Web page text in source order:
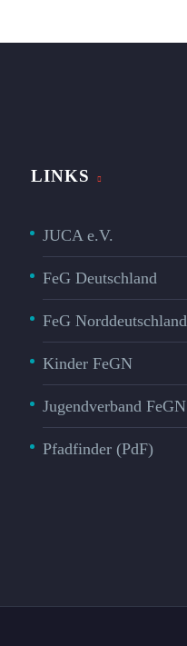
LINKS
JUCA e.V.
FeG Deutschland
FeG Norddeutschland
Kinder FeGN
Jugendverband FeGN
Pfadfinder (PdF)